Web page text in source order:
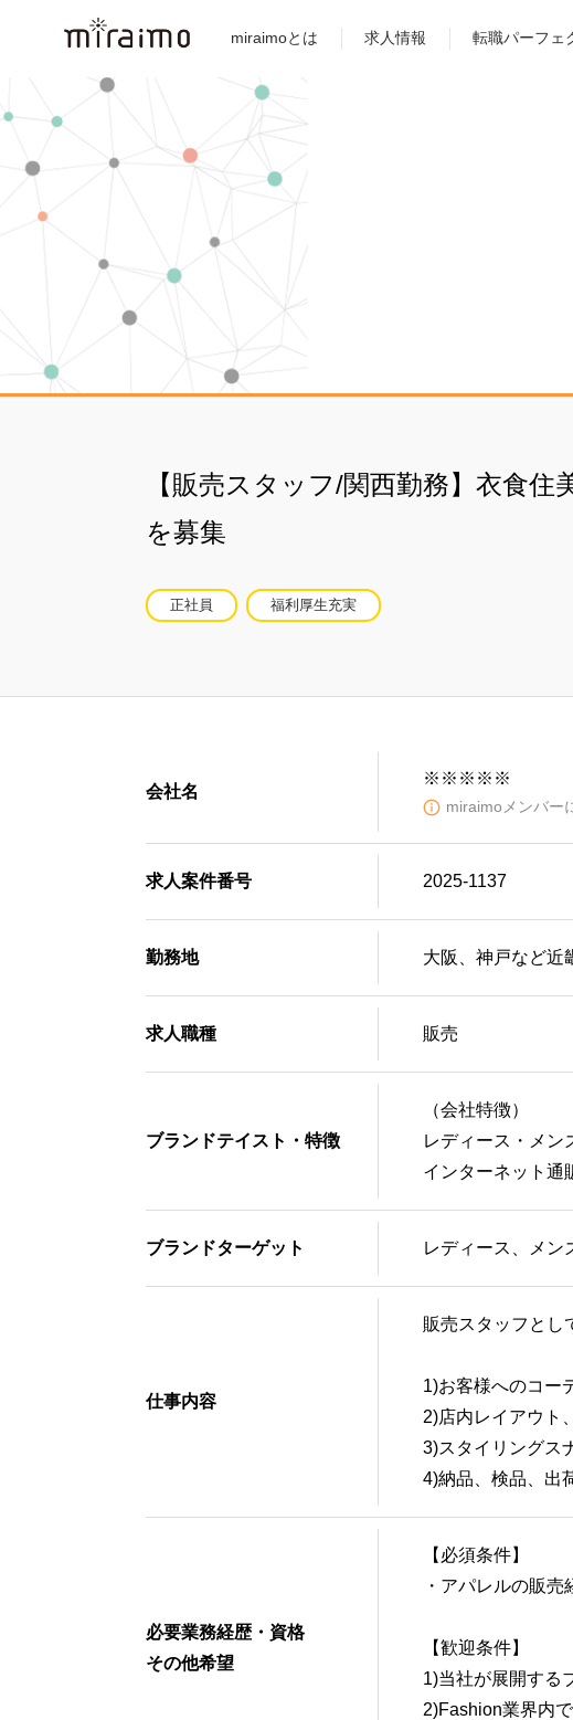
miraimoとは 求人情報 転職パーフェ
【販売スタッフ/関西勤務】衣食
を募集
正社員 福利厚生充実
会社名
※※※※※
miraimoメンバー
求人案件番号 2025-1137
勤務地 大阪、神戸など近
求人職種 販売
ブランドテイスト・特徴
（会社特徴）
レディース・メン
インターネット通
ブランドターゲット レディース、メン
仕事内容
販売スタッフとし
1)お客様へのコー
2)店内レイアウト
3)スタイリングス
4)納品、検品、出
必要業務経歴・資格
その他希望
【必須条件】
・アパレルの販
【歓迎条件】
1)当社が展開する
2)Fashion業界内